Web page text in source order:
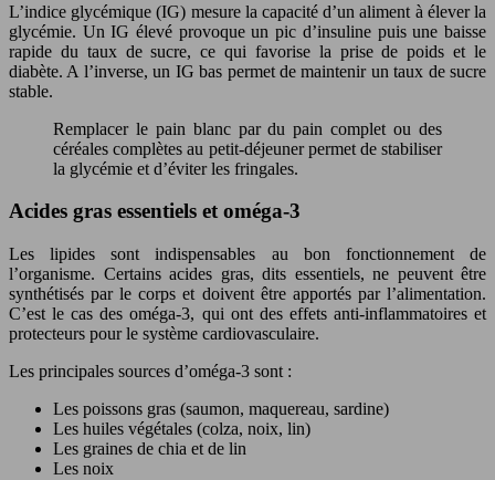
L’indice glycémique (IG) mesure la capacité d’un aliment à élever la
glycémie. Un IG élevé provoque un pic d’insuline puis une baisse
rapide du taux de sucre, ce qui favorise la prise de poids et le
diabète. A l’inverse, un IG bas permet de maintenir un taux de sucre
stable.
Remplacer le pain blanc par du pain complet ou des
céréales complètes au petit-déjeuner permet de stabiliser
la glycémie et d’éviter les fringales.
Acides gras essentiels et oméga-3
Les lipides sont indispensables au bon fonctionnement de
l’organisme. Certains acides gras, dits essentiels, ne peuvent être
synthétisés par le corps et doivent être apportés par l’alimentation.
C’est le cas des oméga-3, qui ont des effets anti-inflammatoires et
protecteurs pour le système cardiovasculaire.
Les principales sources d’oméga-3 sont :
Les poissons gras (saumon, maquereau, sardine)
Les huiles végétales (colza, noix, lin)
Les graines de chia et de lin
Les noix